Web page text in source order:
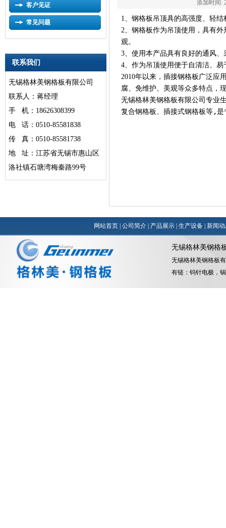
客户见证
常见问题
联系我们
无锡格林美钢格板有限公司
联系人：蒋经理
手 机：18626308399
电 话：0510-85581838
传 真：0510-85581738
地 址：江苏省无锡市惠山区
洛社镇石塘湾梅秦路99号
添加时间:
1、钢格板吊顶具的高强度、轻
2、钢格板作为吊顶使用，具有
观。
3、使用本产品具有良好的通风
4、作为吊顶使用便于自清洁、
2010年以来，插接钢格板广泛应
腐、免维护、美观等众多特点，
无锡格林美钢格板有限公司专业
复合钢格板、插接式钢格板等,
网站首页 公司简介 产品展示 生产设备 新闻
无锡格林美钢格
无锡格林美钢格板
有链： 钨针电极 ，